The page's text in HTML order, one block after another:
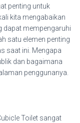
penting untuk
kita mengabaikan
dapat mempengaruhi
satu elemen penting
saat ini. Mengapa
dan bagaimana
penggunanya.
Toilet sangat